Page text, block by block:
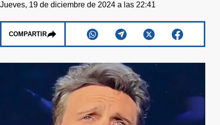
Jueves, 19 de diciembre de 2024 a las 22:41
COMPARTIR